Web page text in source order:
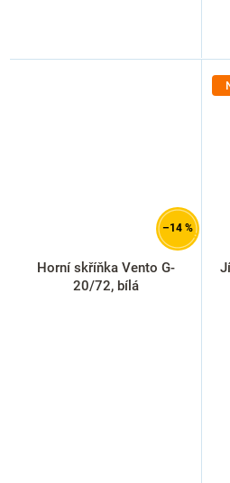
–14 %
Horní skříňka Vento G-
20/72, bílá